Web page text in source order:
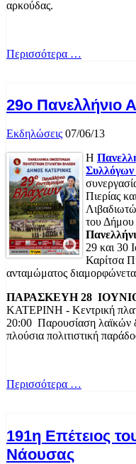
αρκούδας.
Περισσότερα …
29ο
Εκδηλώσεις 07/06/13
Η
Πιερίας
του Δήμου
29 και 30
Καρίτσα
ανταμώματος
ΠΑΡΑΣΚΕΥΗ 28
ΚΑΤΕΡΙΝΗ - Κεντρική
20:00 Παρουσίαση λαϊκών
πλούσια πολιτιστική
Περισσότερα …
191η Επέτειος
Νάουσας